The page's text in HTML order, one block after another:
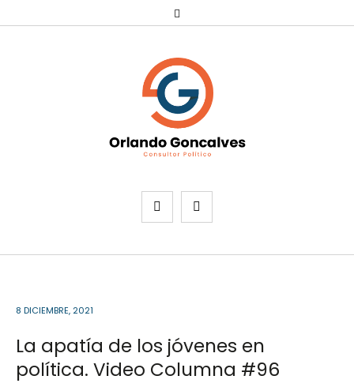
8 DICIEMBRE, 2021
La apatía de los jóvenes en
política. Video Columna #96